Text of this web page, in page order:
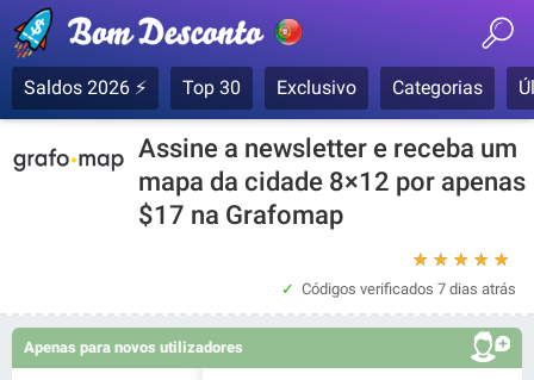
Saldos 2026 ⚡ Top 30 Exclusivo Categorias
Assine a newsletter e receba um
mapa da cidade 8×12 por apenas
$17 na Grafomap
★
★
★
★
★
Códigos verificados 7 dias atrás
Apenas para novos utilizadores